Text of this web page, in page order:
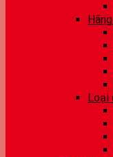
Loại